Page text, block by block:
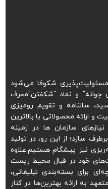
شکوفا می‌شود
جوانه" و نماد "شکفتن"معرف
سالنامه و تقویم رومیزی
و ارائه محصولاتی با بالاترین
سازمان ها در زمینه
سازد؛ از این رو، در تولید
نیز پیشگام هستیم.علاوه
خود در قبال محیط زیست
برای بسته‌بندی تبلیغاتی،
به ارائه بهترین‌ها در کنار